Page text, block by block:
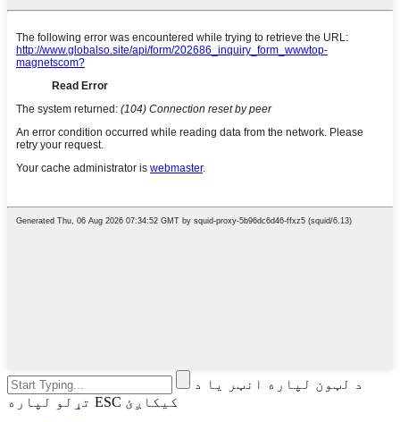
د لټون لپاره انټر یا د
تړلو لپاره ESC کیکاږئ